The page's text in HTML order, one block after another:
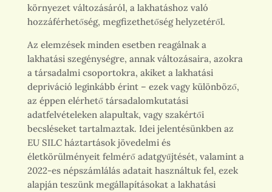
környezet változásáról, a lakhatáshoz való
hozzáférhetőség, megfizethetőség helyzetéről.
Az elemzések minden esetben reagálnak a
lakhatási szegénységre, annak változásaira, azokra
a társadalmi csoportokra, akiket a lakhatási
depriváció leginkább érint – ezek vagy különböző,
az éppen elérhető társadalomkutatási
adatfelvételeken alapultak, vagy szakértői
becsléseket tartalmaztak. Idei jelentésünkben az
EU SILC háztartások jövedelmi és
életkörülményeit felmérő adatgyűjtését, valamint a
2022-es népszámlálás adatait használtuk fel, ezek
alapján teszünk megállapításokat a lakhatási